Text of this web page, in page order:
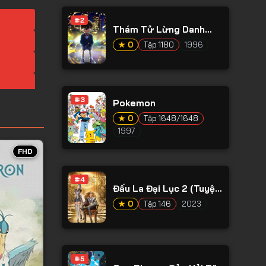
FHD
#2
Thám Tử Lừng Danh
Conan
★ 0 Tập 1180 1996
#3 Pokemon
★ 0
Tập 1648/1648
1997
#4
Đấu La Đại Lục 2 (Tuyệt
Thế Đường Môn)
★ 0 Tập 146 2023
#5